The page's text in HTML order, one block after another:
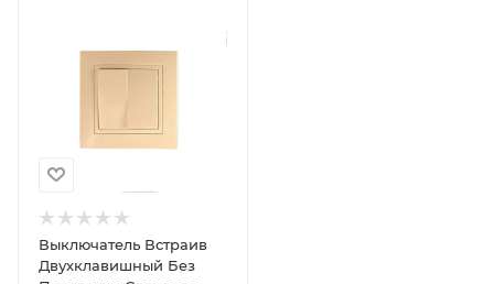
Выключатель Встраив
Двухклавишный Без